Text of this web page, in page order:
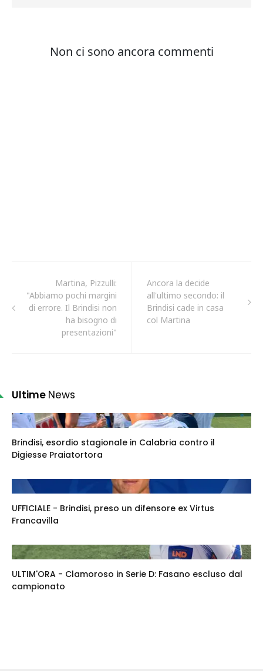
Martina, Pizzulli:
"Abbiamo pochi margini
di errore. Il Brindisi non
ha bisogno di
presentazioni"
Ancora la decide
all'ultimo secondo: il
Brindisi cade in casa
col Martina
Ultime News
Brindisi, esordio stagionale in Calabria contro il
Digiesse Praiatortora
UFFICIALE - Brindisi, preso un difensore ex Virtus
Francavilla
ULTIM'ORA - Clamoroso in Serie D: Fasano escluso dal
campionato